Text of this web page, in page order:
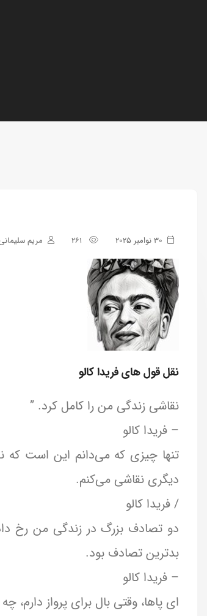
30 نوامبر 2025 مریم
نقل قول های فریدا کالو
نقاشی زندگی من را کامل کرد. ”
– فریدا کالو
تنها چیزی که می‌دانم این است که
دیگری نقاشی می‌کنم.
/ فریدا کالو
دو تصادف بزرگ در زندگی من رخ
بدترین تصادف بود.
– فریدا کالو
ای پاها، وقتی بال برای پرواز دارم،